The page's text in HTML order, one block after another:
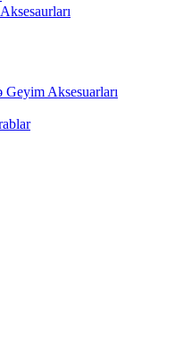
Aksesuarları